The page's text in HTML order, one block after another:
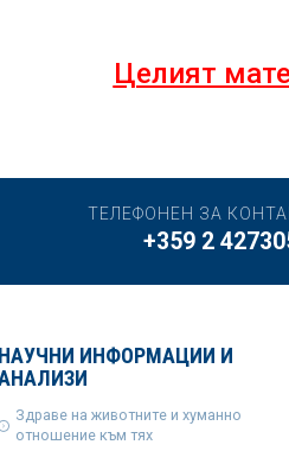
Целият
ТЕЛЕФОНЕН ЗА
+359 2
НАУЧНИ ИНФОРМАЦИИ И
Здраве на животните и хуманно
отношение към тях